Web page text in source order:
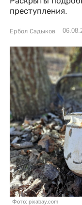
преступления.
Ербол Садыков
Фото: pixabay.com